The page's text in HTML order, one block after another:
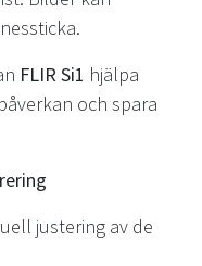
FLIR Si1 hjälpa
och spara
justering av de